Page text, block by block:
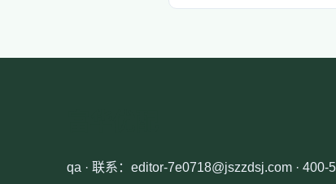
qa · 联系：editor-7e0718@jszzdsj.com · 400-